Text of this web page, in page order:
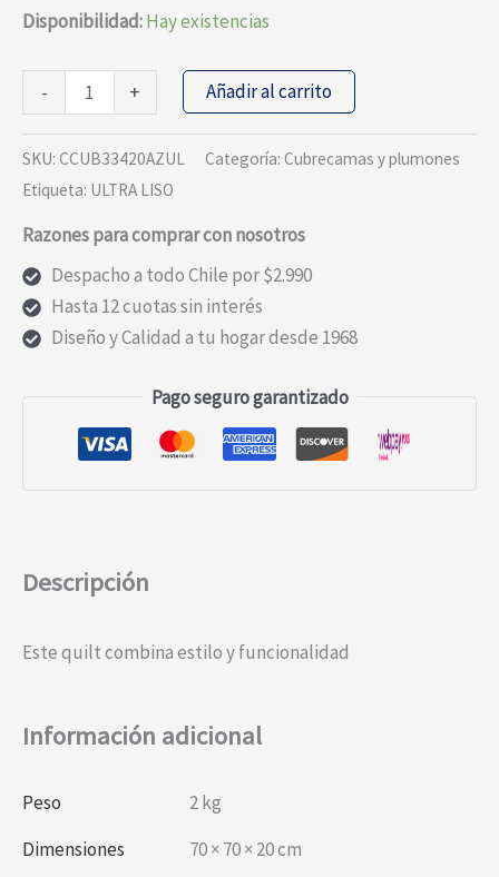
era:
es:
Disponibilidad:Hay existencias
-
CUBRECAMA
ESTAMAPADO
ULTRA
2
LINEAS
cantidad
+ Añadir al carrito
SKU: CCUB33420AZUL Categoría: Cubrecamas y plumones
Etiqueta: ULTRA LISO
Razones para comprar con nosotros
Despacho a todo Chile por $2.990
Hasta 12 cuotas sin interés
Diseño y Calidad a tu hogar desde 1968
Pago seguro garantizado
Descripción
Este quilt combina estilo y funcionalidad
Información adicional
Peso
2 kg
Dimensiones
70 × 70 × 20 cm